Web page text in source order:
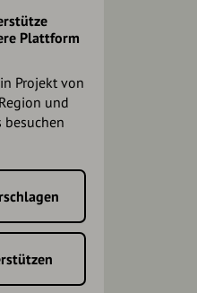
Plattform
Projekt von
und